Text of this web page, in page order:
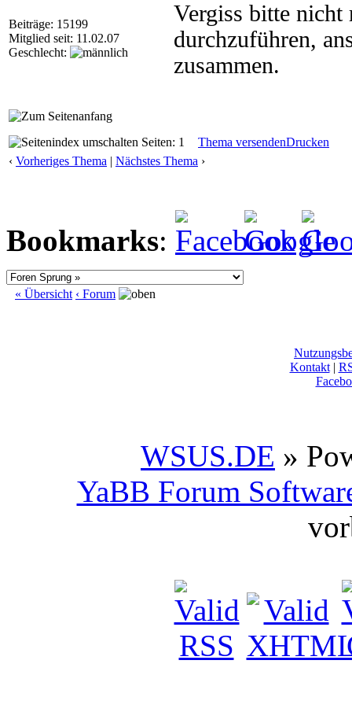
Beiträge: 15199
Mitglied seit: 11.02.07
Geschlecht:
Vergiss bitte nicht
durchzuführen,
zusammen.
Seiten: 1 Thema versendenDrucken
‹ Vorheriges Thema | Nächstes Thema ›
Bookmarks:
« Übersicht ‹ Forum
Kontakt|
WSUS.DE »
YaBB Forum